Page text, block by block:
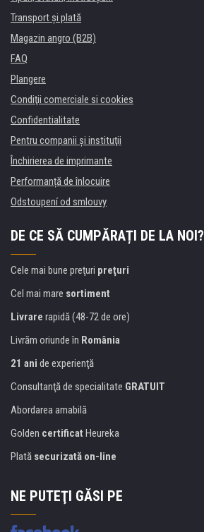
Transport şi plată
Magazin angro (B2B)
FAQ
Plangere
Condiţii comerciale si cookies
Confidentialitate
Pentru companii și instituţii
Închirierea de imprimante
Performanță de înlocuire
Odstoupení od smlouvy
DE CE SĂ CUMPĂRAȚI DE LA NOI?
Cele mai bune preţuri preţuri
Cel mai mare sortiment
Livrare rapidă (48-72 de ore)
Livrăm oriunde în România
21 ani de experienţă
Consultanţă de specialitate GRATUIT
Abordarea amabilă
Golden certificat Heureka
Plată securizată on-line
NE PUTEŢI GĂSI PE